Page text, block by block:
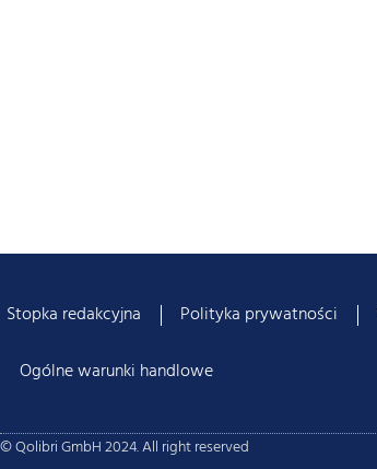
Stopka redakcyjna Polityka prywatności
Ogólne warunki handlowe
© Qolibri GmbH 2024. All right reserved